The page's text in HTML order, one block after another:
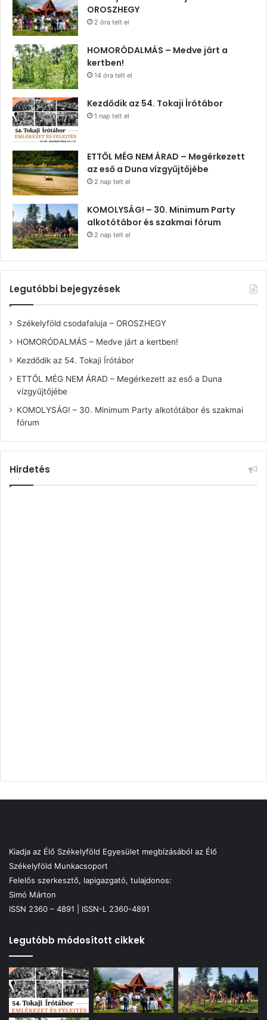
OROSZHEGY
2 óra telt el
HOMORÓDALMÁS – Medve járt a
kertben!
14 óra telt el
Kezdődik az 54. Tokaji Írótábor
1 nap telt el
ETTŐL MÉG NEM ÁRAD – Megérkezett
az eső a Duna vízgyűjtőjébe
2 nap telt el
KOMOLYSÁG! – 30. Minimum Party
alkotótábor és szakmai fórum
2 nap telt el
Legutóbbi bejegyzések
Székelyföld csodafaluja – OROSZHEGY
HOMORÓDALMÁS – Medve járt a kertben!
Kezdődik az 54. Tokaji Írótábor
ETTŐL MÉG NEM ÁRAD – Megérkezett az eső a Duna
vízgyűjtőjébe
KOMOLYSÁG! – 30. Minimum Party alkotótábor és szakmai
fórum
Hirdetés
Kiadja az Élő Székelyföld Egyesület megbízásából az Élő
Székelyföld Munkacsoport
Felelős szerkesztő, lapigazgató, tulajdonos:
Simó Márton
ISSN 2360 – 4891 | ISSN-L 2360-4891
Legutóbb módosított cikkek